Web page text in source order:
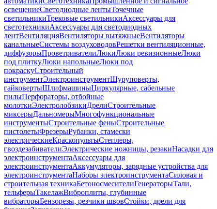
освещениеСветодиодные лентыТочечные
светильникиТрековые светильникиАксессуары для
светотехникиАксессуары для светодиодных
лентВентиляцияВентиляторы вытяжныеВентиляторы
канальныеСистемы воздуховодовРешетки вентиляционные,
диффузорыПроветривателиЛюкиЛюки ревизионныеЛюки
под плиткуЛюки напольныеЛюки под
покраскуСтроительный
инструментЭлектроинструментШуруповерты,
гайковертыШлифмашиныЦиркулярные, сабельные
пилыПерфораторы, отбойные
молоткиЭлектролобзикиДрелиСтроительные
миксерыДальномерыМногофункциональные
инструментыСтроительные феныСтроительные
пистолетыФрезерыРубанки, стамески
электрическиеКраскопультыСтеплеры,
гвоздезабивателиЭлектрические ножницы, резакиНасадки для
электроинструментаАксессуары для
электроинструментаАккумуляторы, зарядные устройства для
электроинструментаНаборы электроинструментаСиловая и
строительная техникаБетоносмесителиГенераторыТали,
тельферыТакелажВиброплиты, глубинные
вибраторыБензорезы, резчики швовСтойки, дрели для